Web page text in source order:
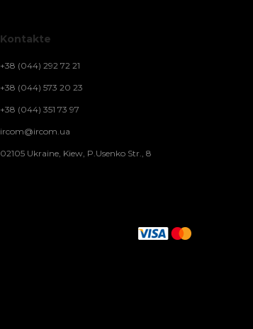
Kontakte
+38 (044) 292 72 21
+38 (044) 573 20 23
+38 (044) 351 73 97
ircom@ircom.ua
02105 Ukraine, Kiew, P.Usenko Str., 8